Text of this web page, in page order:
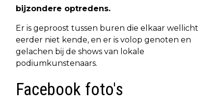
bijzondere optredens.
Er is geproost tussen buren die elkaar wellicht
eerder niet kende, en er is volop genoten en
gelachen bij de shows van lokale
podiumkunstenaars.
Facebook foto's